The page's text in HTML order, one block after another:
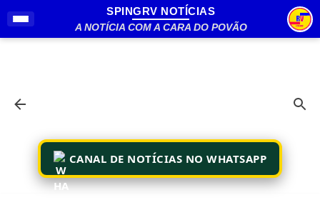
Pular para o conteúdo principal
SPINGRV NOTÍCIAS
A NOTÍCIA COM A CARA DO POVÃO
CANAL DE NOTÍCIAS NO WHATSAPP